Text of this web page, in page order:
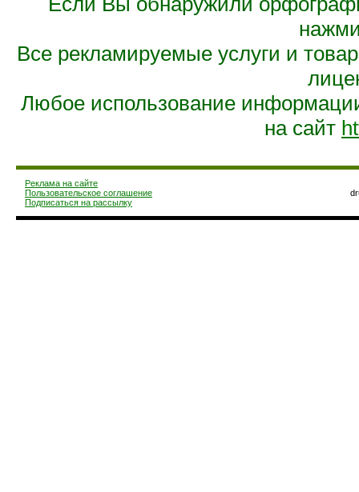
Все рекламируемые услуги и
Любое использование
на сайт
Реклама на сайте
Пользовательское соглашение
Подписаться на рассылку